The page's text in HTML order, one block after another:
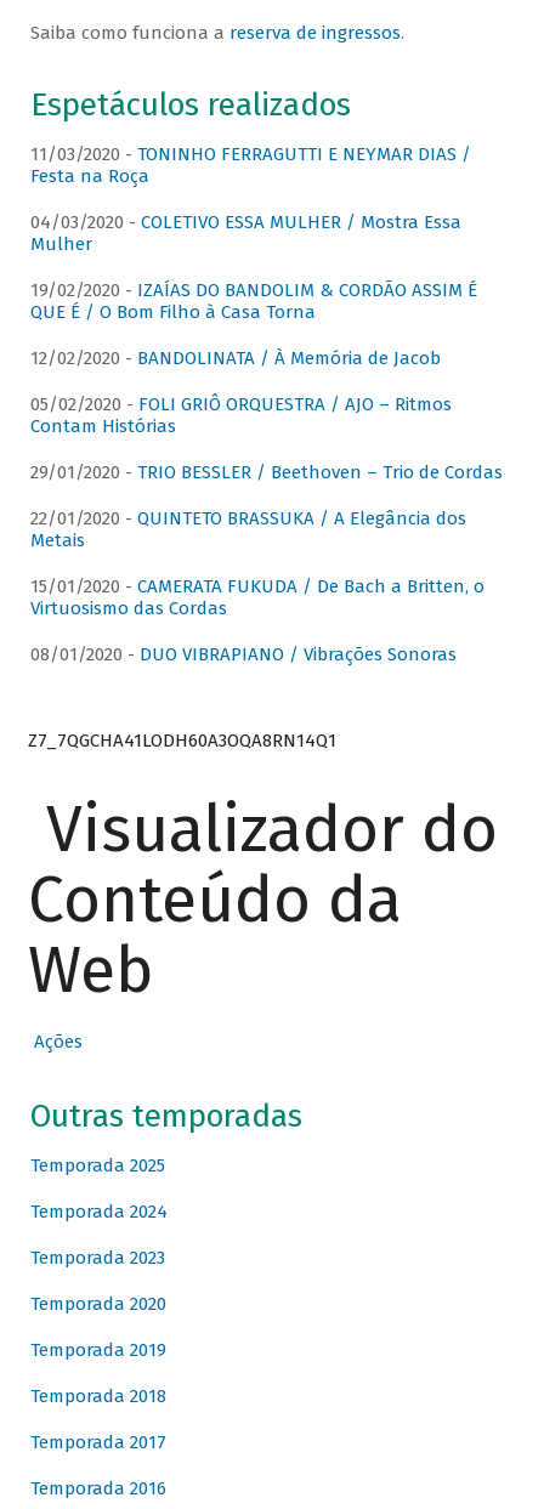
Saiba como funciona a reserva de ingressos.
Espetáculos realizados
11/03/2020 - TONINHO FERRAGUTTI E NEYMAR DIAS /
Festa na Roça
04/03/2020 - COLETIVO ESSA MULHER / Mostra Essa
Mulher
19/02/2020 - IZAÍAS DO BANDOLIM & CORDÃO ASSIM É
QUE É / O Bom Filho à Casa Torna
12/02/2020 - BANDOLINATA / À Memória de Jacob
05/02/2020 - FOLI GRIÔ ORQUESTRA / AJO – Ritmos
Contam Histórias
29/01/2020 - TRIO BESSLER / Beethoven – Trio de Cordas
22/01/2020 - QUINTETO BRASSUKA / A Elegância dos
Metais
15/01/2020 - CAMERATA FUKUDA / De Bach a Britten, o
Virtuosismo das Cordas
08/01/2020 - DUO VIBRAPIANO / Vibrações Sonoras
Z7_7QGCHA41LODH60A3OQA8RN14Q1
Visualizador do
Conteúdo da
Web
Ações
Outras temporadas
Temporada 2025
Temporada 2024
Temporada 2023
Temporada 2020
Temporada 2019
Temporada 2018
Temporada 2017
Temporada 2016